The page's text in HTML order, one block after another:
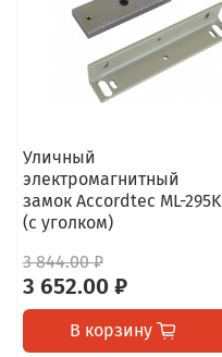
Уличный
электромагнитный
замок Accordtec ML-295K
(с уголком)
3 844.00 ₽
3 652.00 ₽
В корзину